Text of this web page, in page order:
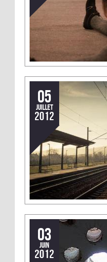
05
juillet
2012
03
juin
2012